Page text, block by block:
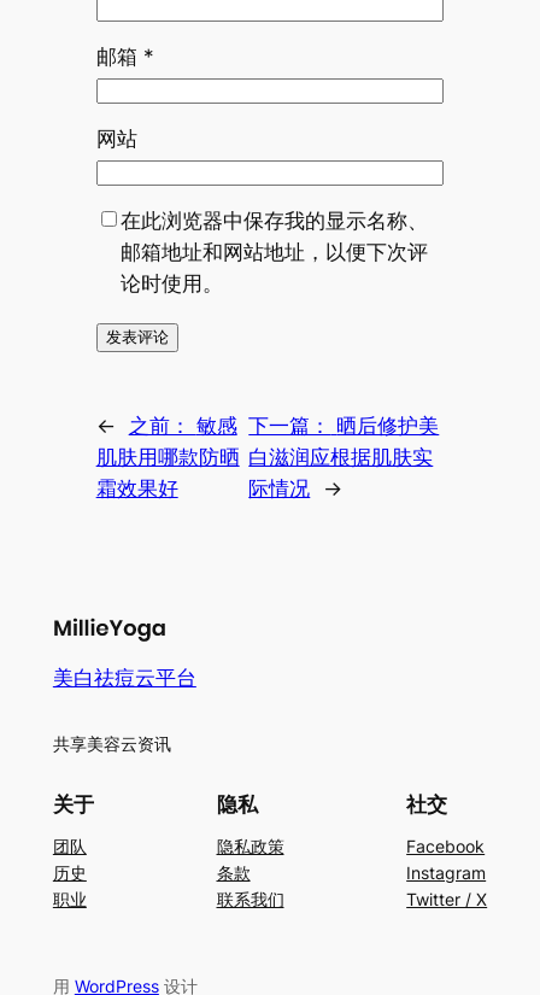
邮箱 *
网站
在此浏览器中保存我的显示名称、
邮箱地址和网站地址，以便下次评
论时使用。
← 之前： 敏感
肌肤用哪款防晒
霜效果好
下一篇：
晒后修护美
白滋润应根据肌肤实
际情况
→
美白祛痘云平台
共享美容云资讯
关于
团队
历史
职业
隐私
隐私政策
条款
联系我们
社交
Facebook
Instagram
Twitter / X
用 WordPress设计